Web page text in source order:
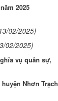
2025
02/2025)
02/2025)
vụ quân sự,
Nhơn Trạch